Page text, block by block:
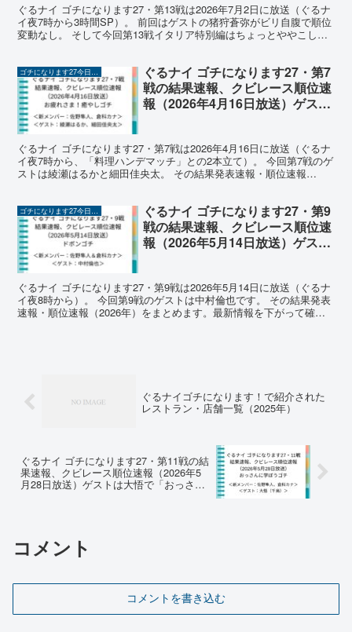
ぐるナイ ゴチになります27・第13戦は2026年7月2日に放送（ぐるナ
イ夜7時から3時間SP）。 前回はゲストの猪狩蒼弥がビリ自腹で順位
変動なし。 そして今回第13戦イタリア特別編はちょっとややこし
ぐるナイ ゴチになります27・第7
戦の結果速報、クビレース順位速
報（2026年4月16日放送）ゲスト
ぐるナイ ゴチになります27・第7戦は2026年4月16日に放送（ぐるナ
イ夜7時から、「料理ハンデマッチ」との2本立て）。 今回第7戦のゲ
ストは綾瀬はるかと細田佳央太。 その結果発表速報・順位速報
ぐるナイ ゴチになります27・第9
戦の結果速報、クビレース順位速
報（2026年5月14日放送）ゲスト
ぐるナイ ゴチになります27・第9戦は2026年5月14日に放送（ぐるナ
イ夜8時から）。 今回第9戦のゲストは中村倫也です。 その結果発表
速報・順位速報（2026年）をまとめます。最新情報を下がって確認
ぐるナイゴチになります！で紹介された
レストラン・店舗一覧（2025年）
ぐるナイ ゴチになります27・第11戦の結
果速報、クビレース順位速報（2026年5
月28日放送）ゲストは大悟で「おっさん
コメント
コメントを書き込む